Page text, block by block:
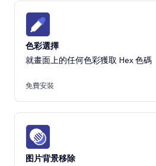
色彩選擇
就畫面上的任何色彩獲取 Hex 色碼
免費安裝
图片背景移除